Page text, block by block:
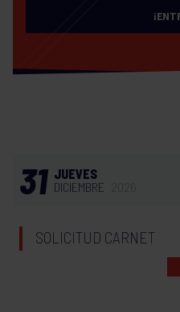
31 JUEVES
DICIEMBRE
SOLICITUD CARNET